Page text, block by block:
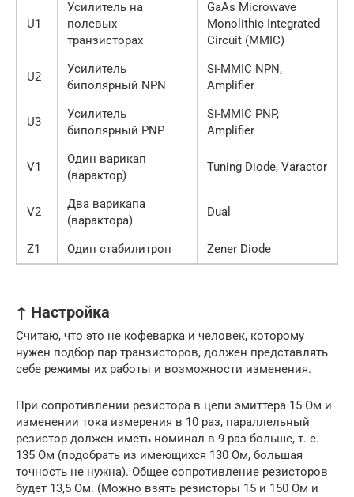
U1
Усилитель на
полевых
транзисторах
GaAs Microwave
Monolithic Integrated
Circuit (MMIC)
U2
Усилитель
биполярный NPN
Si-MMIC NPN,
Amplifier
U3
Усилитель
биполярный PNP
Si-MMIC PNP,
Amplifier
V1
Один варикап
(варактор)
Tuning Diode, Varactor
V2
Два варикапа
(варактора)
Dual
Z1 Один стабилитрон Zener Diode
↑ Настройка
Считаю, что это не кофеварка и человек, которому
нужен подбор пар транзисторов, должен представлять
себе режимы их работы и возможности изменения.
При сопротивлении резистора в цепи эмиттера 15 Ом и
изменении тока измерения в 10 раз, параллельный
резистор должен иметь номинал в 9 раз больше, т. е.
135 Ом (подобрать из имеющихся 130 Ом, большая
точность не нужна). Общее сопротивление резисторов
будет 13,5 Ом. (Можно взять резисторы 15 и 150 Ом и